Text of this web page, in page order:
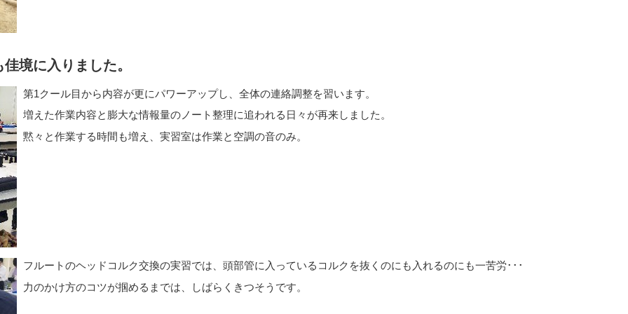
境に入りました。
第1クール目から内容が更にパワーアップし、全体の連絡調整を習います。
増えた作業内容と膨大な情報量のノート整理に追われる日々が再来しました。
黙々と作業する時間も増え、実習室は作業と空調の音のみ。
フルートのヘッドコルク交換の実習では、頭部管に入っているコルクを抜くのにも入れるのにも一苦労･･･
力のかけ方のコツが掴めるまでは、しばらくきつそうです。